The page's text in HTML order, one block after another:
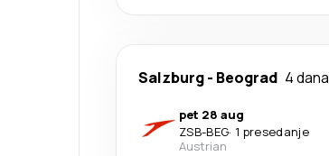
Salzburg- Beograd 4 dana
pet 28 aug
ZSB-BEG· 1 presedanje
Austrian